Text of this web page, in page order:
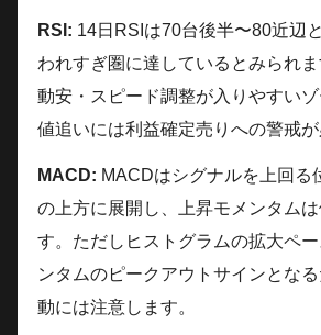
RSI: 14日RSIは70台後半〜80近辺
われすぎ圏に達しているとみられ
動安・スピード調整が入りやすい
値追いには利益確定売りへの警戒が
MACD: MACDはシグナルを上回る
の上方に展開し、上昇モメンタム
す。ただしヒストグラムの拡大ペ
ンタムのピークアウトサインとな
動には注意します。